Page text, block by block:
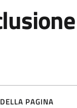
PAGINA